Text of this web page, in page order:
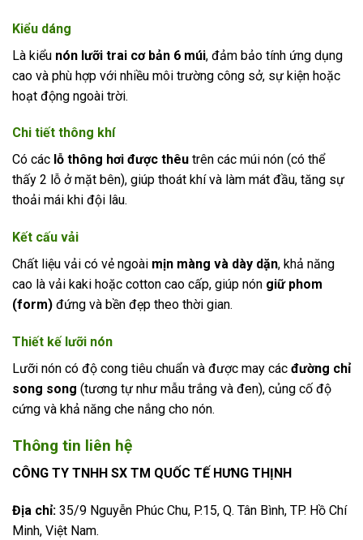
Kiểu dáng
Là kiểu nón lưỡi trai cơ bản 6 múi, đảm bảo tính ứng dụng
cao và phù hợp với nhiều môi trường công sở, sự kiện hoặc
hoạt động ngoài trời.
Chi tiết thông khí
Có các lỗ thông hơi được thêu trên các múi nón (có thể
thấy 2 lỗ ở mặt bên), giúp thoát khí và làm mát đầu, tăng sự
thoải mái khi đội lâu.
Kết cấu vải
Chất liệu vải có vẻ ngoài mịn màng và dày dặn, khả năng
cao là vải kaki hoặc cotton cao cấp, giúp nón giữ phom
(form) đứng và bền đẹp theo thời gian.
Thiết kế lưỡi nón
Lưỡi nón có độ cong tiêu chuẩn và được may các đường chỉ
song song (tương tự như mẫu trắng và đen), củng cố độ
cứng và khả năng che nắng cho nón.
Thông tin liên hệ
CÔNG TY TNHH SX TM QUỐC TẾ HƯNG THỊNH
Địa chỉ: 35/9 Nguyễn Phúc Chu, P.15, Q. Tân Bình, TP. Hồ Chí
Minh, Việt Nam.